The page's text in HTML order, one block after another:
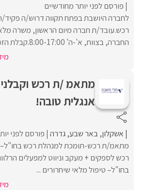
פורסם לפני יותר מחודשיים
לחברה היושבת בפתח תקווה דרוש/ה פקיד/
רכש.עובד/ת חברה מיום הראשון, משרה
החברה, בצוות, א'-ה' 8:00-17:00.קבלת הזמנות, הפקת ...
מתאמ /ת רכש
אנגלית טובה!
אשקלון באר שבע גדרה פורסם לפני
מתאמ/ת רכש-תומכת למנהלת רכש בחו"ל–
רכש לספקים + מעקב וניווט למפעלים
בחו"ל– טיפול מלאי שיחרורים ...